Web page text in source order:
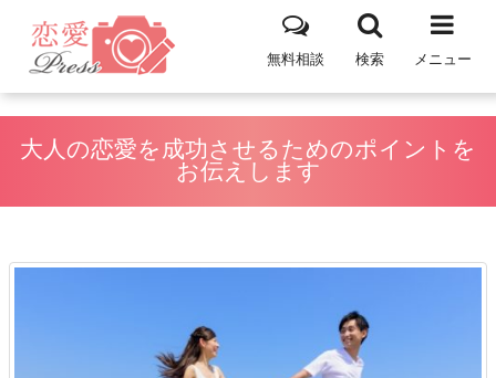
メニュー
検索
無料相談
大人の恋愛を成功させるためのポイントを
お伝えします